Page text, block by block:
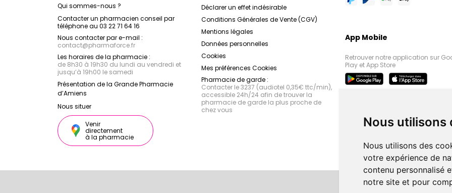
Nous utilisons
Nous utilisons des
votre expérience de
contenu personnalisé
notre site et pour
Qui sommes-nous ?
Contacter un pharmacien conseil par
téléphone au 03 22 71 64 16
Nous contacter par e-mail :
contact@pharmaforce.fr
Les horaires de la pharmacie :
de 8h30 à 19h30 du lundi au vendredi et
jusqu’à 19h00 le samedi
Présentation de la Grande Pharmacie
d’Amiens
Nous situer
Venir
directement
à la pharmacie
Déclarer un effet indésirable
Conditions Générales de Vente (CGV)
Mentions légales
Données personnelles
Cookies
Mes préférences Cookies
Pharmacie de garde :
Contacter le 3237 (audiotel 0,35€ ttc/min),
accessible 24h/24 afin de trouver la
pharmacie de garde la plus proche de
chez vous
App Mobile
Retrouver notre application sur
Play et App Store